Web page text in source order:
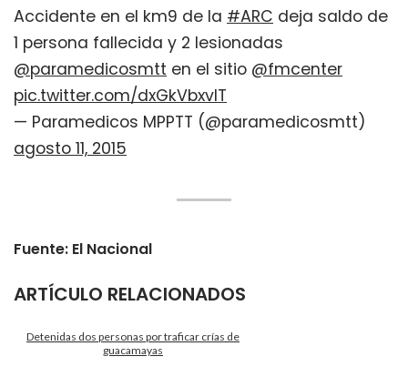
Accidente en el km9 de la #ARC deja saldo de
1 persona fallecida y 2 lesionadas
@paramedicosmtt en el sitio @fmcenter
pic.twitter.com/dxGkVbxvlT
— Paramedicos MPPTT (@paramedicosmtt)
agosto 11, 2015
Fuente: El Nacional
ARTÍCULO RELACIONADOS
Detenidas dos personas por traficar crías de
guacamayas